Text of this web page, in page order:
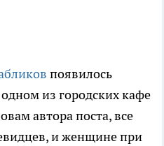
появилось
из городских кафе
автора поста, все
и женщине при